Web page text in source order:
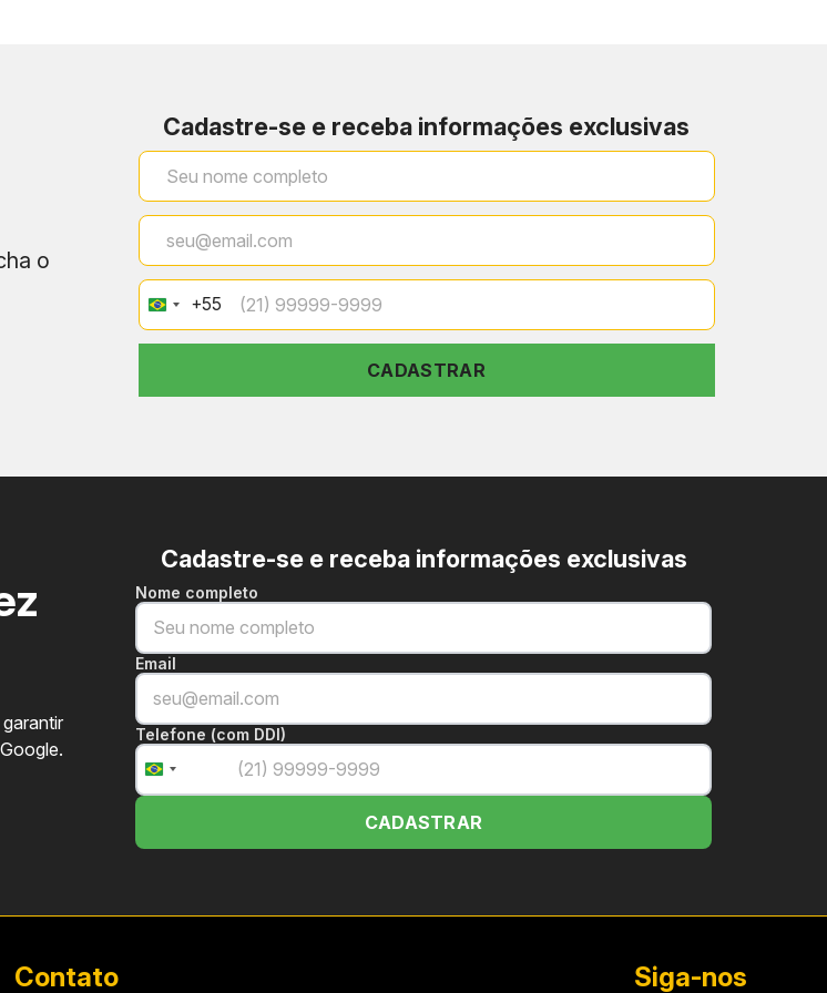
Detalhes
para negociação direta com a construtora
planejamento patrimonial e menor exposição bancária
entrega das chaves, com taxas competitivas
a R$ 50.730
CF365 Crossfit e Estúdio Qualivida
o
Cadastre-se e receba informações exclusivas
Brazil
+55
+55
CADASTRAR
Cadastre-se e receba informações exclusivas
Nome completo
Email
Telefone (com DDI)
Brazil
+55
CADASTRAR
Contato Siga-nos